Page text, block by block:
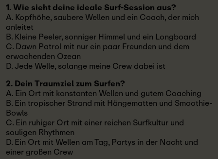
1. Wie sieht deine ideale Surf-Session aus?
A. Kopfhöhe, saubere Wellen und ein Coach, der mich
anleitet
B. Kleine Peeler, sonniger Himmel und ein Longboard
C. Dawn Patrol mit nur ein paar Freunden und dem
erwachenden Ozean
D. Jede Welle, solange meine Crew dabei ist
2. Dein Traumziel zum Surfen?
A. Ein Ort mit konstanten Wellen und gutem Coaching
B. Ein tropischer Strand mit Hängematten und Smoothie-
Bowls
C. Ein ruhiger Ort mit einer reichen Surfkultur und
souligen Rhythmen
D. Ein Ort mit Wellen am Tag, Partys in der Nacht und
einer großen Crew